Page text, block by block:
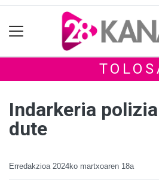
Indarkeria
dute
Erredakzioa 2024ko martxoaren 18a